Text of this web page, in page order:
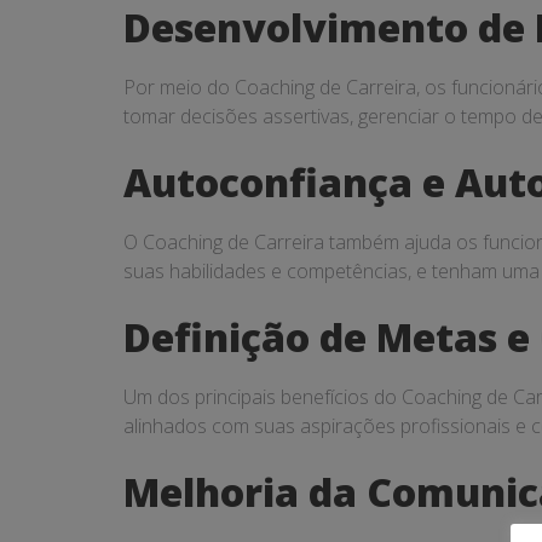
Desenvolvimento de
Por meio do Coaching de Carreira, os
tomar decisões assertivas, gerenciar o tempo
Autoconfiança e
O Coaching de Carreira também ajuda os
suas habilidades e competências, e tenham
Definição de Metas
Um dos principais benefícios do Coaching de
alinhados com suas aspirações profissionais e
Melhoria da